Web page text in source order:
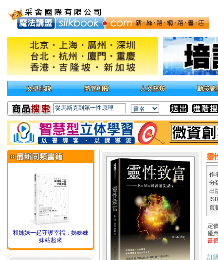
和姊妹一起守護幸福：姊姊妹
妹站起來
靈
作
分
出
頁
定
優
書
訂